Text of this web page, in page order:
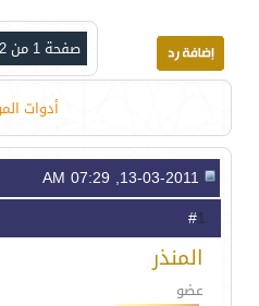
صفحة 1 من 2
أدوات
1
المنذر
عضو